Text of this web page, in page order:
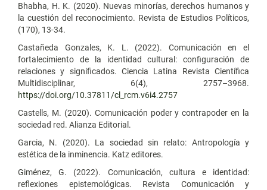
Bhabha, H. K. (2020). Nuevas minorías, derechos humanos y
la cuestión del reconocimiento. Revista de Estudios Políticos,
(170), 13-34.
Castañeda Gonzales, K. L. (2022). Comunicación en el
fortalecimiento de la identidad cultural: configuración de
relaciones y significados. Ciencia Latina Revista Científica
Multidisciplinar, 6(4), 2757–3968.
https://doi.org/10.37811/cl_rcm.v6i4.2757
Castells, M. (2020). Comunicación poder y contrapoder en la
sociedad red. Alianza Editorial.
Garcia, N. (2020). La sociedad sin relato: Antropología y
estética de la inminencia. Katz editores.
Giménez, G. (2022). Comunicación, cultura e identidad:
reflexiones epistemológicas. Revista Comunicación y